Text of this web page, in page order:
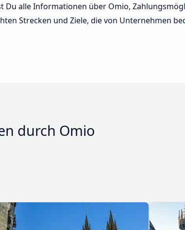
Du alle Informationen über Omio,
Strecken und Ziele, die von Unternehmen
durch Omio